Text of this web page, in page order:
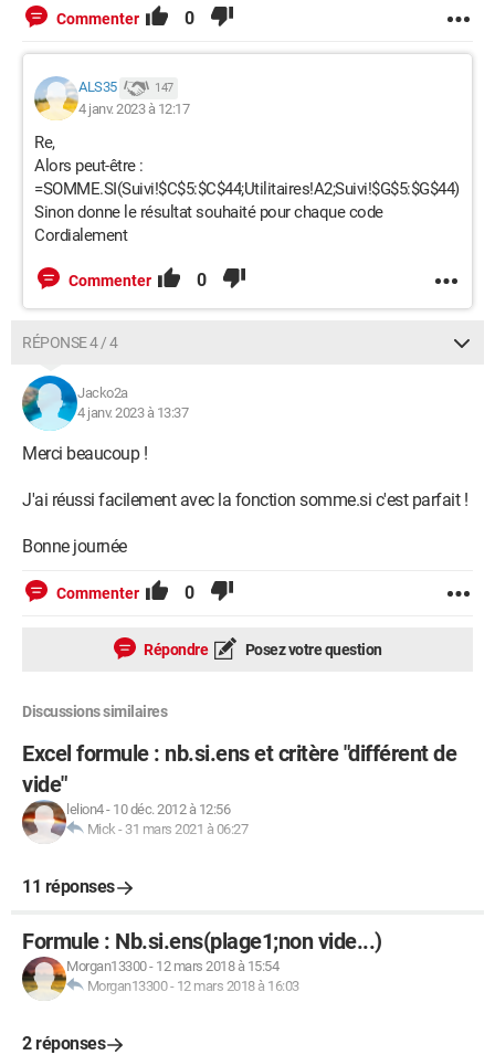
Commenter 0
ALS35 147
4 janv. 2023 à 12:17
Re,
Alors peut-être :
=SOMME.SI(Suivi!$C$5:$C$44;Utilitaires!A2;Suivi!$G$5:$G$44)
Sinon donne le résultat souhaité pour chaque code
Cordialement
Commenter 0
RÉPONSE 4 / 4
Jacko2a
4 janv. 2023 à 13:37
Merci beaucoup !
J'ai réussi facilement avec la fonction somme.si c'est parfait !
Bonne journée
Commenter 0
Répondre Posez votre question
Discussions similaires
Excel formule : nb.si.ens et critère "différent de
vide"
lelion4- 10 déc. 2012 à 12:56
Mick - 31 mars 2021 à 06:27
11 réponses
Formule : Nb.si.ens(plage1;non vide...)
Morgan13300- 12 mars 2018 à 15:54
Morgan13300- 12 mars 2018 à 16:03
2 réponses